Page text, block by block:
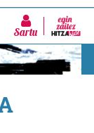
Sartu